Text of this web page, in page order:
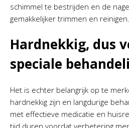
schimmel te bestrijden en de
gemakkelijker trimmen en reinigen.
Hardnekkig, dus
speciale
Het is echter belangrijk op te
hardnekkig zijn en langdurige
met effectieve medicatie en
tijd duren voordat verbetering